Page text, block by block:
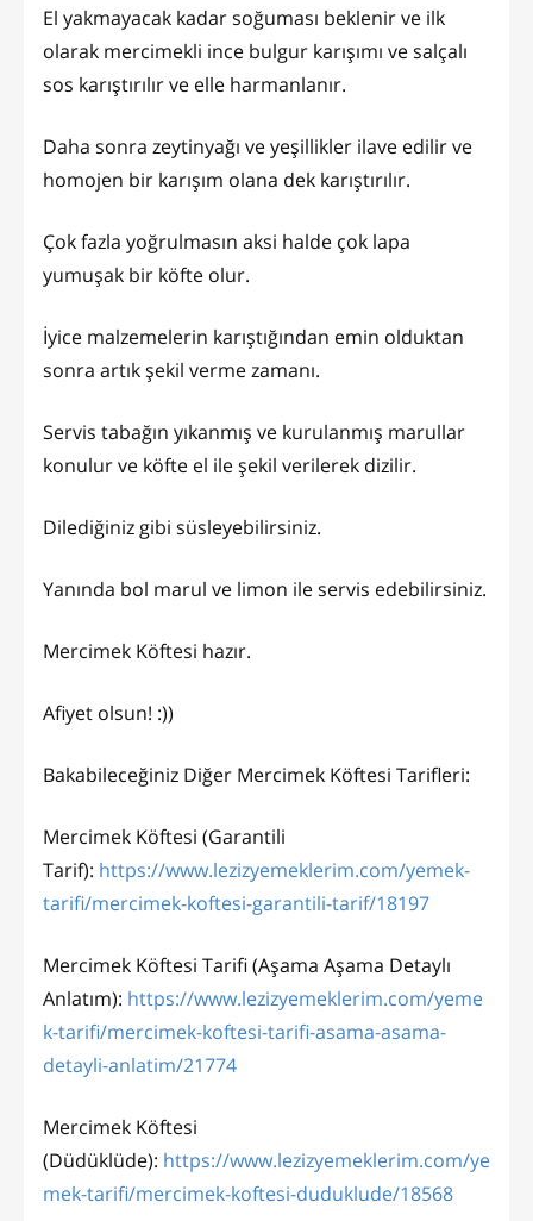
El yakmayacak kadar soğuması beklenir ve ilk
olarak mercimekli ince bulgur karışımı ve salçalı
sos karıştırılır ve elle harmanlanır.
Daha sonra zeytinyağı ve yeşillikler ilave edilir ve
homojen bir karışım olana dek karıştırılır.
Çok fazla yoğrulmasın aksi halde çok lapa
yumuşak bir köfte olur.
İyice malzemelerin karıştığından emin olduktan
sonra artık şekil verme zamanı.
Servis tabağın yıkanmış ve kurulanmış marullar
konulur ve köfte el ile şekil verilerek dizilir.
Dilediğiniz gibi süsleyebilirsiniz.
Yanında bol marul ve limon ile servis edebilirsiniz.
Mercimek Köftesi hazır.
Afiyet olsun! :))
Bakabileceğiniz Diğer Mercimek Köftesi Tarifleri:
Mercimek Köftesi (Garantili
Tarif): https://www.lezizyemeklerim.com/yemek-
tarifi/mercimek-koftesi-garantili-tarif/18197
Mercimek Köftesi Tarifi (Aşama Aşama Detaylı
Anlatım): https://www.lezizyemeklerim.com/yeme
k-tarifi/mercimek-koftesi-tarifi-asama-asama-
detayli-anlatim/21774
Mercimek Köftesi
(Düdüklüde): https://www.lezizyemeklerim.com/ye
mek-tarifi/mercimek-koftesi-duduklude/18568